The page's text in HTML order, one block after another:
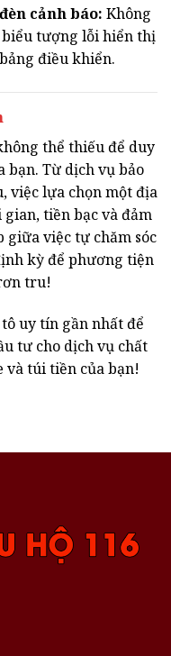
cảnh báo: Không
biểu tượng lỗi hiển thị
điều khiển.
thể thiếu để duy
bạn. Từ dịch vụ bảo
việc lựa chọn một địa
tiền bạc và đảm
việc tự chăm sóc
kỳ để phương tiện
tru!
uy tín gần nhất để
tư cho dịch vụ chất
và túi tiền của bạn!